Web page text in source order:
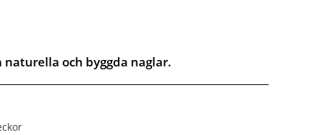
och byggda naglar.